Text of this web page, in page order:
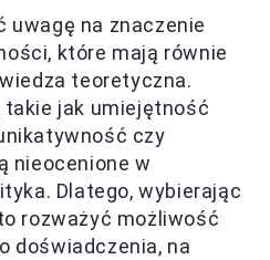
uwagę na znaczenie
które mają równie
teoretyczna.
jak umiejętność
czy
nieocenione w
Dlatego, wybierając
rozważyć możliwość
doświadczenia, na